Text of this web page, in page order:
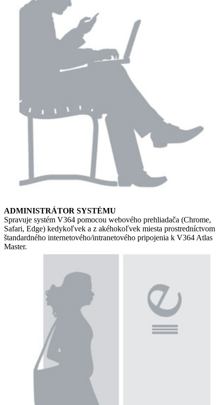
ADMINISTRÁTOR SYSTÉMU
Spravuje systém V364 pomocou webového prehliadača (Chrome,
Safari, Edge) kedykoľvek a z akéhokoľvek miesta prostredníctvom
štandardného internetového/intranetového pripojenia k V364 Atlas
Master.